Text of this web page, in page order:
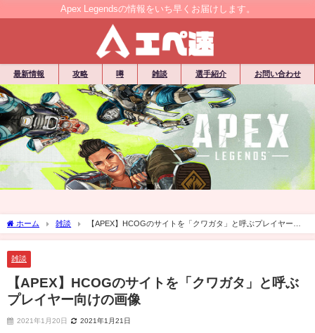
Apex Legendsの情報をいち早くお届けします。
最新情報 攻略 噂 雑談 選手紹介 お問い合わせ
ホーム 雑談
【APEX】HCOGのサイトを「クワガタ」と呼ぶプレイヤー向
けの画像
雑談
【APEX】HCOGのサイトを「クワガタ」と呼ぶ
プレイヤー向けの画像
2021年1月20日 2021年1月21日